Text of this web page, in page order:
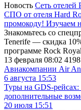
Новость Сеть отелей
СПО от отеля Hard
промокоду! Изучаем
Знакомьтесь со
Tenerife — скидка
программе Rock
13 февраля 08:02 4198
Авиакомпании Air
6 августа 15:53
Туры на GDS-рейсах:
дополнительные
20 июля 15:51